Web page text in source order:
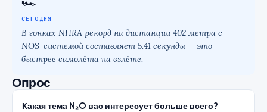
СЕГОДНЯ
В гонках NHRA рекорд на дистанции 402 метра с
NOS-системой составляет 5.41 секунды — это
быстрее самолёта на взлёте.
Опрос
Какая тема N₂O вас интересует больше всего?